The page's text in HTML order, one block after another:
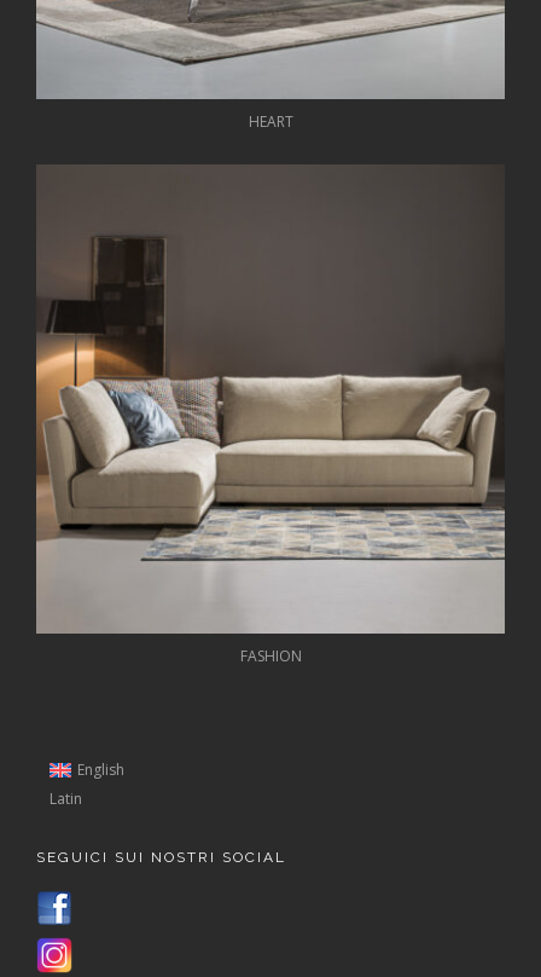
HEART
FASHION
English
Latin
SEGUICI SUI NOSTRI SOCIAL